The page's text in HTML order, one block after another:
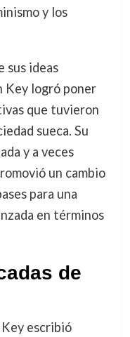
y los
sus ideas
Key logró poner
que tuvieron
sueca. Su
y a veces
un cambio
para una
en términos
de
escribió